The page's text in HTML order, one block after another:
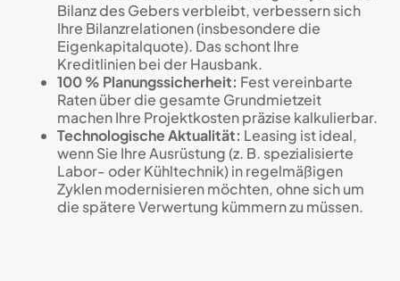
Bilanz des Gebers verbleibt, verbessern sich
Ihre Bilanzrelationen (insbesondere die
Eigenkapitalquote). Das schont Ihre
Kreditlinien bei der Hausbank.
100 % Planungssicherheit: Fest vereinbarte
Raten über die gesamte Grundmietzeit
machen Ihre Projektkosten präzise kalkulierbar.
Technologische Aktualität: Leasing ist ideal,
wenn Sie Ihre Ausrüstung (z. B. spezialisierte
Labor- oder Kühltechnik) in regelmäßigen
Zyklen modernisieren möchten, ohne sich um
die spätere Verwertung kümmern zu müssen.